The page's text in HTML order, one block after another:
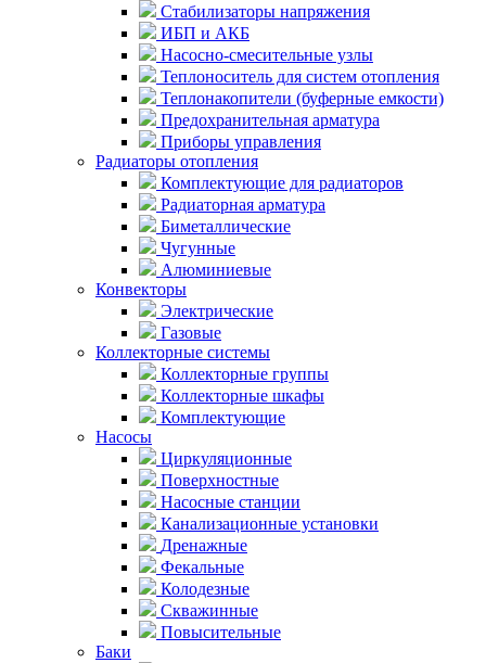
Стабилизаторы напряжения
ИБП и АКБ
Насосно-смесительные узлы
Теплоноситель для систем отопления
Теплонакопители (буферные емкости)
Предохранительная арматура
Приборы управления
Радиаторы отопления
Комплектующие для радиаторов
Радиаторная арматура
Биметаллические
Чугунные
Алюминиевые
Конвекторы
Электрические
Газовые
Коллекторные системы
Коллекторные группы
Коллекторные шкафы
Комплектующие
Насосы
Циркуляционные
Поверхностные
Насосные станции
Канализационные установки
Дренажные
Фекальные
Колодезные
Скважинные
Повысительные
Баки